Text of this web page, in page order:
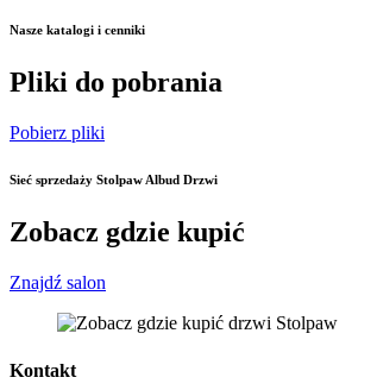
Nasze katalogi i cenniki
Pliki do pobrania
Pobierz pliki
Sieć sprzedaży Stolpaw Albud Drzwi
Zobacz gdzie kupić
Znajdź salon
Kontakt